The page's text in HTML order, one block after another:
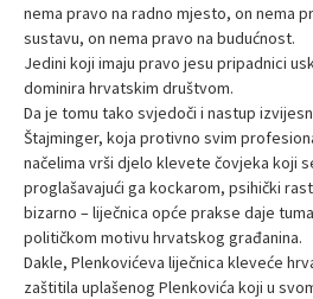
nema pravo na radno mjesto, on nema
sustavu, on nema pravo na budućnost.
Jedini koji imaju pravo jesu pripadnici
dominira hrvatskim društvom.
Da je tomu tako svjedoči i nastup
Štajminger, koja protivno svim
načelima vrši djelo klevete čovjeka koji
proglašavajući ga kockarom, psihički
bizarno – liječnica opće prakse daje
političkom motivu hrvatskog građanina.
Dakle, Plenkovićeva liječnica kleveće
zaštitila uplašenog Plenkovića koji u